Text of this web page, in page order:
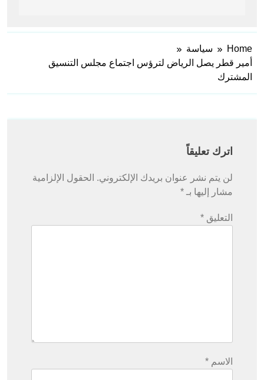
Home
سياسة
أمير قطر يصل الرياض لترؤس اجتماع مجلس التنسيق
المشترك
اترك تعليقاً
لن يتم نشر عنوان بريدك الإلكتروني. الحقول الإلزامية
مشار إليها بـ *
التعليق *
الاسم *